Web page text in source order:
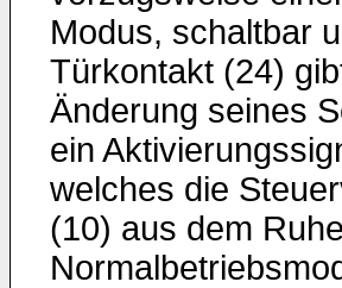
Modus, schaltbar
Türkontakt (24)
Änderung seines
ein
welches die
(10) aus dem